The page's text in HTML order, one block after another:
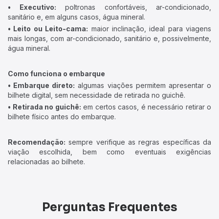
• Executivo: poltronas confortáveis, ar-condicionado,
sanitário e, em alguns casos, água mineral.
• Leito ou Leito-cama: maior inclinação, ideal para viagens
mais longas, com ar-condicionado, sanitário e, possivelmente,
água mineral.
Como funciona o embarque
• Embarque direto: algumas viações permitem apresentar o
bilhete digital, sem necessidade de retirada no guichê.
• Retirada no guichê: em certos casos, é necessário retirar o
bilhete físico antes do embarque.
Recomendação: sempre verifique as regras específicas da
viação escolhida, bem como eventuais exigências
relacionadas ao bilhete.
Perguntas Frequentes